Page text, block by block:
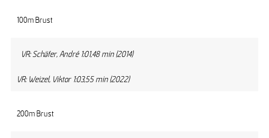
100m Brust
VR: Schäfer, André 1:01,48 min (2014)
VR: Weizel, Viktor 1:03,55 min (2022)
200m Brust